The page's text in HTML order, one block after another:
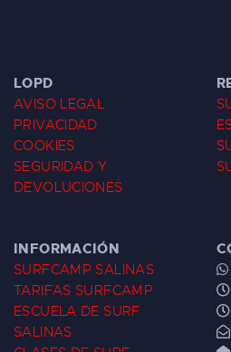
LOPD
AVISO LEGAL
PRIVACIDAD
COOKIES
SEGURIDAD Y
DEVOLUCIONES
INFORMACIÓN
SURFCAMP SALINAS
TARIFAS SURFCAMP
ESCUELA DE SURF
SALINAS